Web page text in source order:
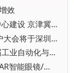
效
▪ 助力北京（京津冀）国际科技创新中心建设 京津冀成立机器人产业链联盟
▪ 共赴智造新范式，适创科技2026用户大会将于深圳启幕
▪ 聚焦新一代智能制造——第二十二届工业自动化与标准化研讨会在京举办
▪ 不止于显示！Micro LED光互联/AI+AR智能眼镜/玻璃基板TGV等全新赛道集中亮相，创新动能尽在2026深圳国际全触与显示展